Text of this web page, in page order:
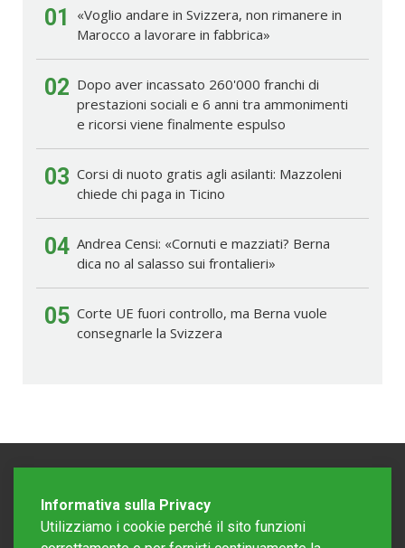
01
«Voglio andare in Svizzera, non rimanere in
Marocco a lavorare in fabbrica»
02 Dopo aver incassato 260'000 franchi di
prestazioni sociali e 6 anni tra ammonimenti
e ricorsi viene finalmente espulso
03 Corsi di nuoto gratis agli asilanti: Mazzoleni
chiede chi paga in Ticino
04 Andrea Censi: «Cornuti e mazziati? Berna
dica no al salasso sui frontalieri»
05 Corte UE fuori controllo, ma Berna vuole
consegnarle la Svizzera
Informativa sulla Privacy
Utilizziamo i cookie perché il sito funzioni